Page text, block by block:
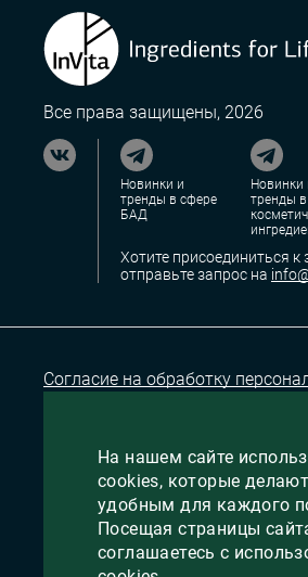
Новинки и
тренды в сфере
БАД
Новинки
тренды в
Хотите присоединиться к
отправьте запрос на
Согласие на обработку
Все права защищены, 2026
На нашем сайте
cookies, которые
удобным для каждого
Посещая страницы
соглашаетесь с